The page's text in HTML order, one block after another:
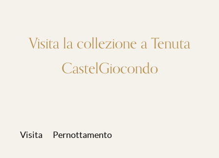
Visita la collezione a Tenuta
CastelGiocondo
Visita Pernottamento